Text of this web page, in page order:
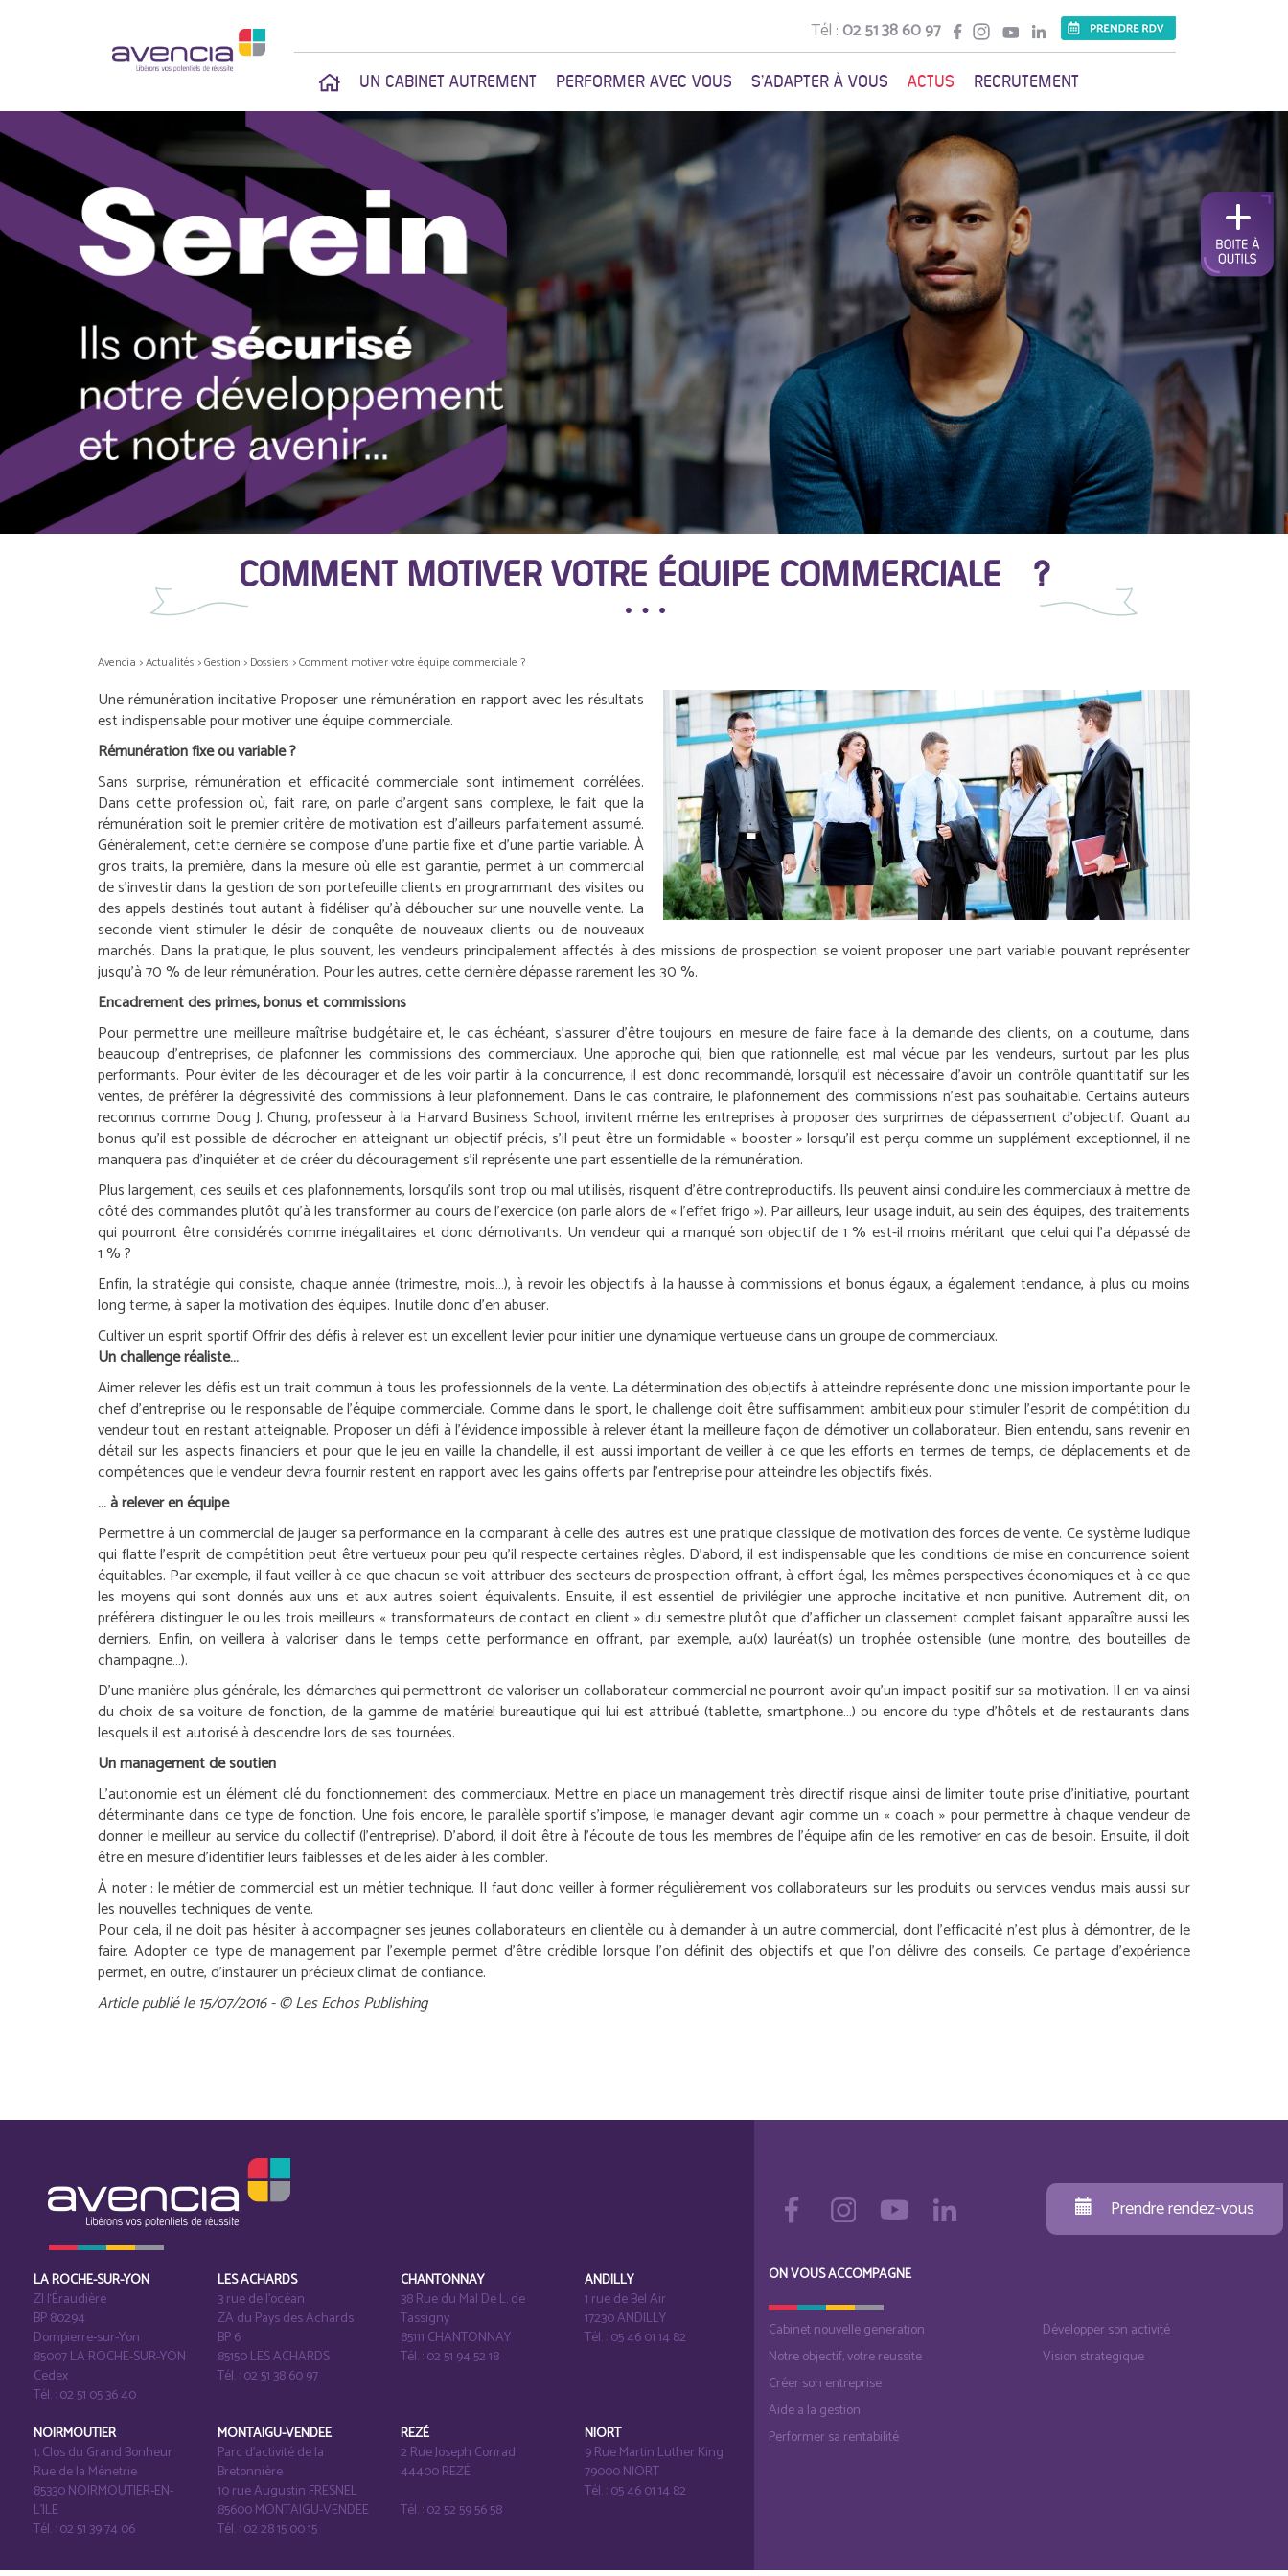
Tél :02 51 38 60 97
UN CABINET AUTREMENT PERFORMER AVEC VOUS S'ADAPTER À VOUS ACTUS RECRUTEMENT
COMMENT MOTIVER VOTRE ÉQUIPE COMMERCIALE ?
Avencia >Actualités >Gestion > Dossiers >Comment motiver votre équipe commerciale ?
Une rémunération incitativeProposer une rémunération en rapport avec les résultats
est indispensable pour motiver une équipe commerciale.
Rémunération fixe ou variable ?
Sans surprise, rémunération et efficacité commerciale sont intimement corrélées.
Dans cette profession où, fait rare, on parle d’argent sans complexe, le fait que la
rémunération soit le premier critère de motivation est d’ailleurs parfaitement assumé.
Généralement, cette dernière se compose d’une partie fixe et d’une partie variable. À
gros traits, la première, dans la mesure où elle est garantie, permet à un commercial
de s’investir dans la gestion de son portefeuille clients en programmant des visites ou
des appels destinés tout autant à fidéliser qu’à déboucher sur une nouvelle vente. La
seconde vient stimuler le désir de conquête de nouveaux clients ou de nouveaux
marchés. Dans la pratique, le plus souvent, les vendeurs principalement affectés à des missions de prospection se voient proposer une part variable pouvant représenter
jusqu’à 70 % de leur rémunération. Pour les autres, cette dernière dépasse rarement les 30 %.
Encadrement des primes, bonus et commissions
Pour permettre une meilleure maîtrise budgétaire et, le cas échéant, s’assurer d’être toujours en mesure de faire face à la demande des clients, on a coutume, dans
beaucoup d’entreprises, de plafonner les commissions des commerciaux. Une approche qui, bien que rationnelle, est mal vécue par les vendeurs, surtout par les plus
performants. Pour éviter de les décourager et de les voir partir à la concurrence, il est donc recommandé, lorsqu’il est nécessaire d’avoir un contrôle quantitatif sur les
ventes, de préférer la dégressivité des commissions à leur plafonnement. Dans le cas contraire, le plafonnement des commissions n’est pas souhaitable. Certains auteurs
reconnus comme Doug J. Chung, professeur à la Harvard Business School, invitent même les entreprises à proposer des surprimes de dépassement d’objectif. Quant au
bonus qu’il est possible de décrocher en atteignant un objectif précis, s’il peut être un formidable « booster » lorsqu’il est perçu comme un supplément exceptionnel, il ne
manquera pas d’inquiéter et de créer du découragement s’il représente une part essentielle de la rémunération.
Plus largement, ces seuils et ces plafonnements, lorsqu’ils sont trop ou mal utilisés, risquent d’être contreproductifs. Ils peuvent ainsi conduire les commerciaux à mettre de
côté des commandes plutôt qu’à les transformer au cours de l’exercice (on parle alors de « l’effet frigo »). Par ailleurs, leur usage induit, au sein des équipes, des traitements
qui pourront être considérés comme inégalitaires et donc démotivants. Un vendeur qui a manqué son objectif de 1 % est-il moins méritant que celui qui l’a dépassé de
1 % ?
Enfin, la stratégie qui consiste, chaque année (trimestre, mois…), à revoir les objectifs à la hausse à commissions et bonus égaux, a également tendance, à plus ou moins
long terme, à saper la motivation des équipes. Inutile donc d’en abuser.
Cultiver un esprit sportifOffrir des défis à relever est un excellent levier pour initier une dynamique vertueuse dans un groupe de commerciaux.
Un challenge réaliste…
Aimer relever les défis est un trait commun à tous les professionnels de la vente. La détermination des objectifs à atteindre représente donc une mission importante pour le
chef d’entreprise ou le responsable de l’équipe commerciale. Comme dans le sport, le challenge doit être suffisamment ambitieux pour stimuler l’esprit de compétition du
vendeur tout en restant atteignable. Proposer un défi à l’évidence impossible à relever étant la meilleure façon de démotiver un collaborateur. Bien entendu, sans revenir en
détail sur les aspects financiers et pour que le jeu en vaille la chandelle, il est aussi important de veiller à ce que les efforts en termes de temps, de déplacements et de
compétences que le vendeur devra fournir restent en rapport avec les gains offerts par l’entreprise pour atteindre les objectifs fixés.
… à relever en équipe
Permettre à un commercial de jauger sa performance en la comparant à celle des autres est une pratique classique de motivation des forces de vente. Ce système ludique
qui flatte l’esprit de compétition peut être vertueux pour peu qu’il respecte certaines règles. D’abord, il est indispensable que les conditions de mise en concurrence soient
équitables. Par exemple, il faut veiller à ce que chacun se voit attribuer des secteurs de prospection offrant, à effort égal, les mêmes perspectives économiques et à ce que
les moyens qui sont donnés aux uns et aux autres soient équivalents. Ensuite, il est essentiel de privilégier une approche incitative et non punitive. Autrement dit, on
préférera distinguer le ou les trois meilleurs « transformateurs de contact en client » du semestre plutôt que d’afficher un classement complet faisant apparaître aussi les
derniers. Enfin, on veillera à valoriser dans le temps cette performance en offrant, par exemple, au(x) lauréat(s) un trophée ostensible (une montre, des bouteilles de
champagne…).
D’une manière plus générale, les démarches qui permettront de valoriser un collaborateur commercial ne pourront avoir qu’un impact positif sur sa motivation. Il en va ainsi
du choix de sa voiture de fonction, de la gamme de matériel bureautique qui lui est attribué (tablette, smartphone…) ou encore du type d’hôtels et de restaurants dans
lesquels il est autorisé à descendre lors de ses tournées.
Un management de soutien
L’autonomie est un élément clé du fonctionnement des commerciaux. Mettre en place un management très directif risque ainsi de limiter toute prise d’initiative, pourtant
déterminante dans ce type de fonction. Une fois encore, le parallèle sportif s’impose, le manager devant agir comme un « coach » pour permettre à chaque vendeur de
donner le meilleur au service du collectif (l’entreprise). D’abord, il doit être à l’écoute de tous les membres de l’équipe afin de les remotiver en cas de besoin. Ensuite, il doit
être en mesure d’identifier leurs faiblesses et de les aider à les combler.
À noter : le métier de commercial est un métier technique. Il faut donc veiller à former régulièrement vos collaborateurs sur les produits ou services vendus mais aussi sur
les nouvelles techniques de vente.
Pour cela, il ne doit pas hésiter à accompagner ses jeunes collaborateurs en clientèle ou à demander à un autre commercial, dont l’efficacité n’est plus à démontrer, de le
faire. Adopter ce type de management par l’exemple permet d’être crédible lorsque l’on définit des objectifs et que l’on délivre des conseils. Ce partage d’expérience
permet, en outre, d’instaurer un précieux climat de confiance.
Article publié le 15/07/2016 - © Les Echos Publishing
LA ROCHE-SUR-YON
ZI l‘Éraudière
BP 80294
Dompierre-sur-Yon
85007 LA ROCHE-SUR-YON
Cedex
Tél. : 02 51 05 36 40
LES ACHARDS
3 rue de l’océan
ZA du Pays des Achards
BP 6
85150 LES ACHARDS
Tél. : 02 51 38 60 97
CHANTONNAY
38 Rue du Mal De L. de
Tassigny
85111 CHANTONNAY
Tél. : 02 51 94 52 18
ANDILLY
1 rue de Bel Air
17230 ANDILLY
Tél. : 05 46 01 14 82
NOIRMOUTIER
1, Clos du Grand Bonheur
Rue de la Ménetrie
85330 NOIRMOUTIER-EN-
L'ILE
Tél. : 02 51 39 74 06
MONTAIGU-VENDEE
Parc d’activité de la
Bretonnière
10 rue Augustin FRESNEL
85600 MONTAIGU-VENDEE
Tél. : 02 28 15 00 15
REZÉ
2 Rue Joseph Conrad
44400 REZÉ
Tél. : 02 52 59 56 58
NIORT
9 Rue Martin Luther King
79000 NIORT
Tél. : 05 46 01 14 82
Prendre rendez-vous
ON VOUS ACCOMPAGNE
Cabinet nouvelle generation
Notre objectif, votre reussite
Créer son entreprise
Aide a la gestion
Performer sa rentabilité
Développer son activité
Vision strategique